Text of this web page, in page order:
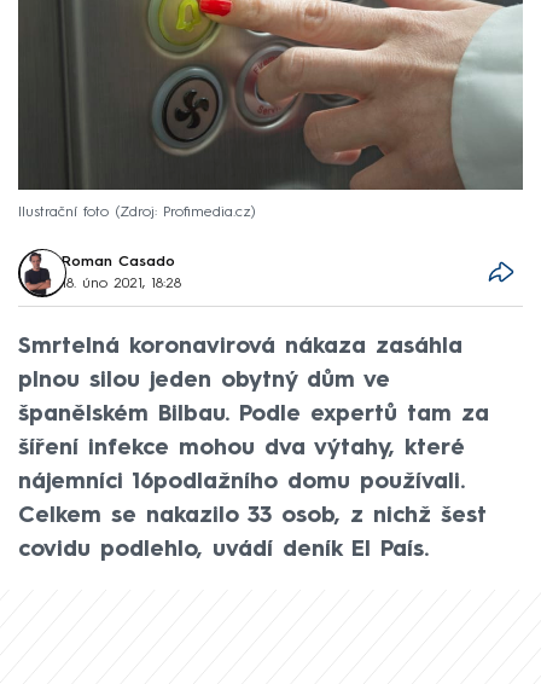
Ilustrační foto Zdroj: Profimedia.cz
Roman Casado
18. úno 2021, 18:28
Smrtelná koronavirová nákaza zasáhla
plnou silou jeden obytný dům ve
španělském Bilbau. Podle expertů tam za
šíření infekce mohou dva výtahy, které
nájemníci 16podlažního domu používali.
Celkem se nakazilo 33 osob, z nichž šest
covidu podlehlo, uvádí deník El País.